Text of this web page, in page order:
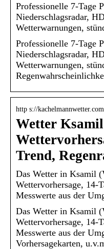
Professionelle 7-Tage
Niederschlagsradar,
Wetterwarnungen,
Professionelle 7-Tage
Niederschlagsradar,
Wetterwarnungen,
http s://
Wetter
Trend,
Das Wetter in Ksamil
Wettervorhersage, 14-
Messwerte aus der
Das Wetter in Ksamil
Wettervorhersage, 14-
Messwerte aus der
Vorhersagekarten,